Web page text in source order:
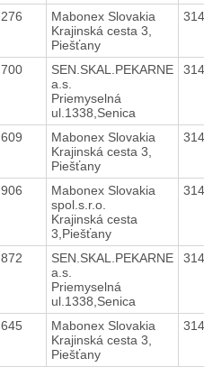
276
Mabonex Slovakia
Krajinská cesta 3,
Piešťany
700
SEN.SKAL.PEKARNE
a.s.
Priemyselná
ul.1338,Senica
609
Mabonex Slovakia
Krajinská cesta 3,
Piešťany
906
Mabonex Slovakia
spol.s.r.o.
Krajinská cesta
3,Piešťany
872
SEN.SKAL.PEKARNE
a.s.
Priemyselná
ul.1338,Senica
645
Mabonex Slovakia
Krajinská cesta 3,
Piešťany